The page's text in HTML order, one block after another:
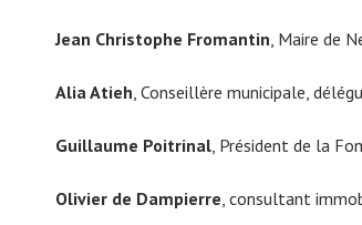
Jean Christophe Fromantin , Maire de
Alia Atieh , Conseillère municipale,
Guillaume Poitrinal , Président de la
Olivier de Dampierre , consultant